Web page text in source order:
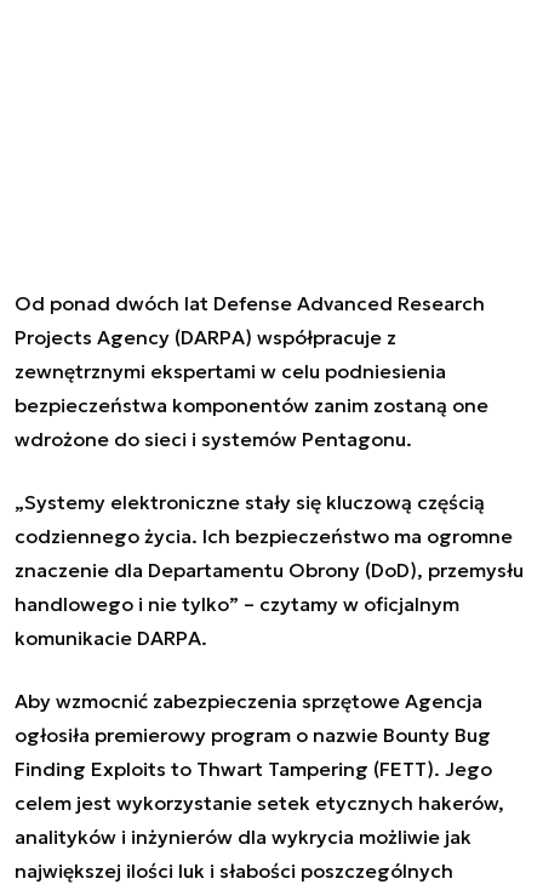
Od ponad dwóch lat Defense Advanced Research
Projects Agency (DARPA) współpracuje z
zewnętrznymi ekspertami w celu podniesienia
bezpieczeństwa komponentów zanim zostaną one
wdrożone do sieci i systemów Pentagonu.
„Systemy elektroniczne stały się kluczową częścią
codziennego życia. Ich bezpieczeństwo ma ogromne
znaczenie dla Departamentu Obrony (DoD), przemysłu
handlowego i nie tylko” – czytamy w oficjalnym
komunikacie DARPA.
Aby wzmocnić zabezpieczenia sprzętowe Agencja
ogłosiła premierowy program o nazwie Bounty Bug
Finding Exploits to Thwart Tampering (FETT). Jego
celem jest wykorzystanie setek etycznych hakerów,
analityków i inżynierów dla wykrycia możliwie jak
największej ilości luk i słabości poszczególnych